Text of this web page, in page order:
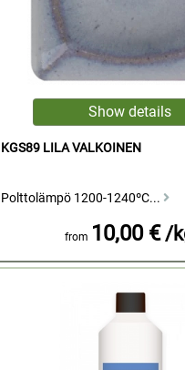
KGS89 LILA VALKOINEN
Polttolämpö 1200-1240ºC...
from 10,00 € /